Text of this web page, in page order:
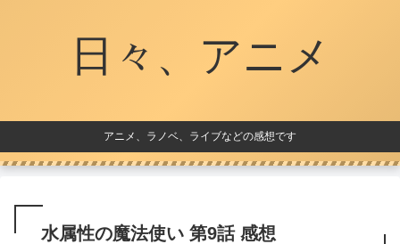
日々、アニメ
アニメ、ラノベ、ライブなどの感想です
水属性の魔法使い 第9話 感想